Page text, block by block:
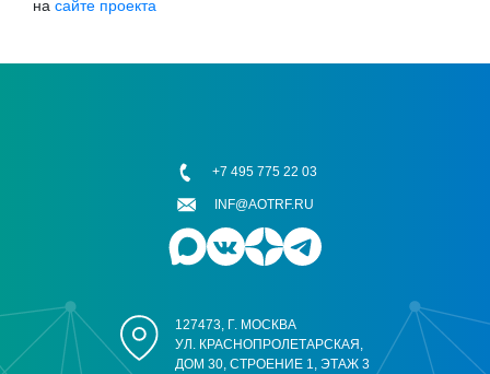
на сайте проекта
127473, Г. МОСКВА
УЛ. КРАСНОПРОЛЕТАРСКАЯ,
ДОМ 30, СТРОЕНИЕ 1, ЭТАЖ 3
+7 495 775 22 03
INF@AOTRF.RU